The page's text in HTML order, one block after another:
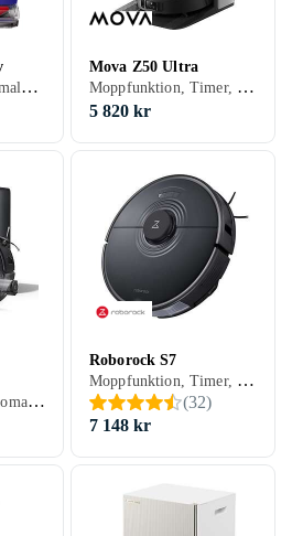
Röststyrning, Schemaläggning, Fjärrkontroll, Trappsensor, Automatisk dockning, Anpassad för husdjur, Display, Appstyrning, Stöder kantrengöring, Automatisk mopptorkning, Dockningsstation, 65 min, Hårda golv, Mattor, Självtömmande
Mova Z50 Ultra
Moppfunktion, Timer, Röststyrning, Schemaläggning, Fjärrkontroll, Trappsensor, Automatisk dockning, Virtuella väggar, Anpassad för husdjur, Appstyrning, Stöder kantrengöring, Automatisk mopptorkning, Dockningsstation, 220 min, 68 dB, Självtömmande
5 820 kr
Moppfunktion, Automatisk dockning, Anpassad för husdjur, Allergivänlig, Automatisk mopptorkning, Dockningsstation, Självtömmande
Roborock S7
Moppfunktion, Timer, Schemaläggning, Fjärrkontroll, Automatisk dockning, Virtuella väggar, Anpassad för husdjur, Appstyrning, Automatisk mopptorkning, 180 min, 67 dB, Självtömmande
(32)
7 148 kr